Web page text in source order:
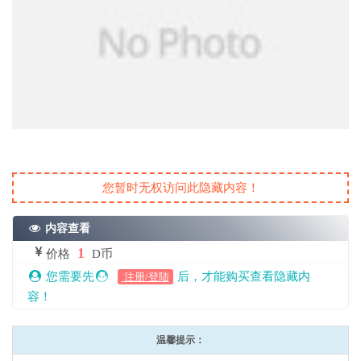
您暂时无权访问此隐藏内容！
内容查看
价格 1
D币
您需要先
注册/登陆
后，才能购买查看隐藏内
容！
温馨提示：